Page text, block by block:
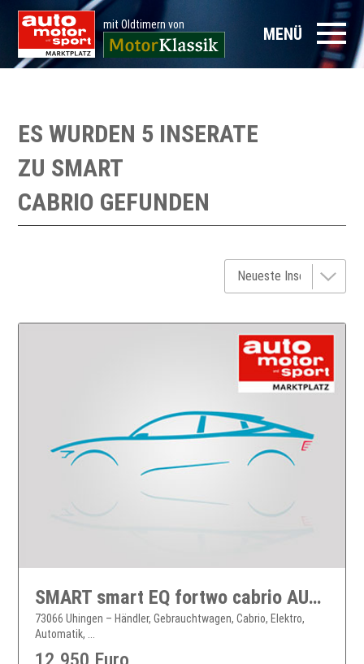
mit Oldtimern von MENÜ
ES WURDEN 5 INSERATE
ZU SMART
CABRIO GEFUNDEN
SMART smart EQ fortwo cabrio AUT Kam. KlimaA LED LM
73066 Uhingen – Händler, Gebrauchtwagen, Cabrio, Elektro,
Automatik, ...